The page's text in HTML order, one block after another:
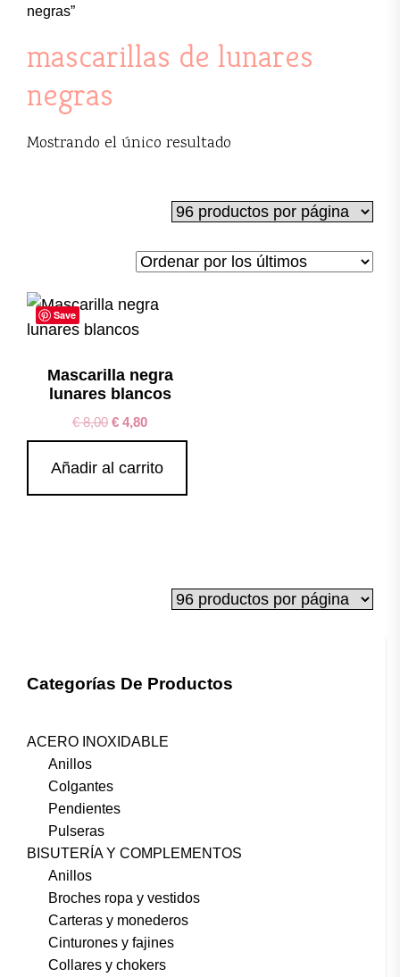
negras”
mascarillas de lunares
negras
Mostrando el único resultado
Save
Mascarilla negra
lunares blancos
€8,00 € 4,80
Añadir al carrito
Categorías De Productos
ACERO INOXIDABLE
Anillos
Colgantes
Pendientes
Pulseras
BISUTERÍA Y COMPLEMENTOS
Anillos
Broches ropa y vestidos
Carteras y monederos
Cinturones y fajines
Collares y chokers